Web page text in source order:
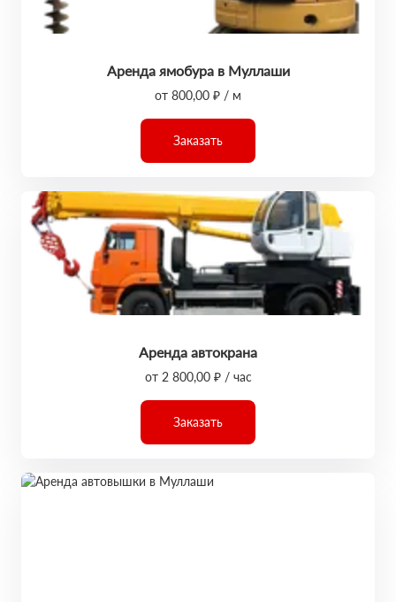
Аренда ямобура в Муллаши
от 800,00 ₽ / м
Заказать
Аренда автокрана
от 2 800,00 ₽ / час
Заказать